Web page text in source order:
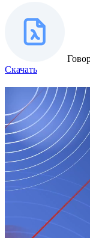
Скачать